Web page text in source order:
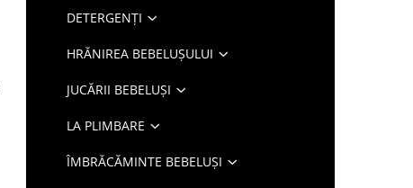
DETERGENȚI
HRĂNIREA BEBELUȘULUI
JUCĂRII BEBELUȘI
LA PLIMBARE
ÎMBRĂCĂMINTE BEBELUȘI